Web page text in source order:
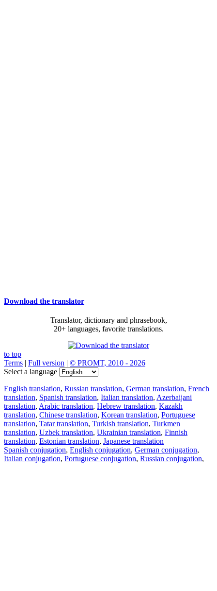
Download the translator
Translator, dictionary and phrasebook,
20+ languages, favorite translations.
to top
Terms | Full version | © PROMT, 2010 - 2026
Select a language
English translation, Russian translation, German translation, French
translation, Spanish translation, Italian translation, Azerbaijani
translation, Arabic translation, Hebrew translation, Kazakh
translation, Chinese translation, Korean translation, Portuguese
translation, Tatar translation, Turkish translation, Turkmen
translation, Uzbek translation, Ukrainian translation, Finnish
translation, Estonian translation, Japanese translation
Spanish conjugation, English conjugation, German conjugation,
Italian conjugation, Portuguese conjugation, Russian conjugation,